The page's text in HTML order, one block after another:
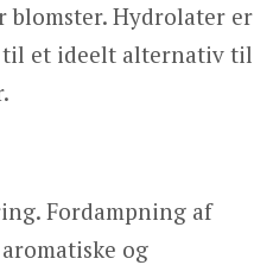
blomster. Hydrolater er
til et ideelt alternativ til
Fordampning af
og